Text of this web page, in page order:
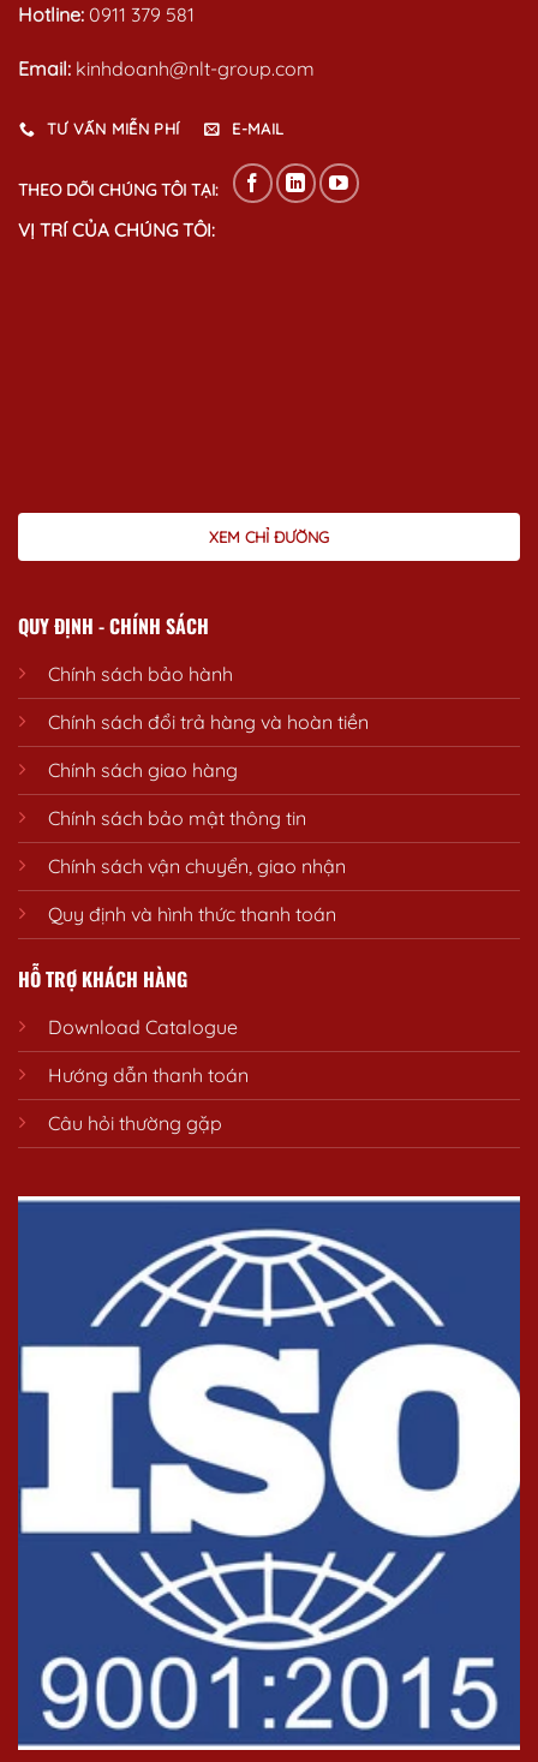
Hotline: 0911 379 581
Email: kinhdoanh@nlt-group.com
TƯ VẤN MIỄN PHÍ E-MAIL
THEO DÕI CHÚNG TÔI TẠI:
VỊ TRÍ CỦA CHÚNG TÔI:
XEM CHỈ ĐƯỜNG
QUY ĐỊNH - CHÍNH SÁCH
Chính sách bảo hành
Chính sách đổi trả hàng và hoàn tiền
Chính sách giao hàng
Chính sách bảo mật thông tin
Chính sách vận chuyển, giao nhận
Quy định và hình thức thanh toán
HỖ TRỢ KHÁCH HÀNG
Download Catalogue
Hướng dẫn thanh toán
Câu hỏi thường gặp